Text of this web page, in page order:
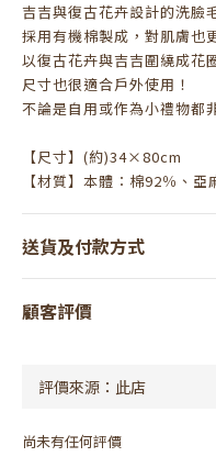
吉吉與復古花卉設計的洗臉
採用有機棉製成，對肌膚也
以復古花卉與吉吉圍繞成
尺寸也很適合戶外使用！
不論是自用或作為小禮物都
【尺寸】(約)34×80cm
【材質】本體：棉92％、
送貨及付款方式
顧客評價
尚未有任何評價